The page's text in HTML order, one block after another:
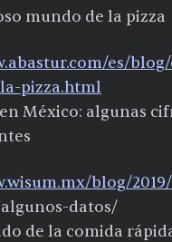
mundo de la pizza
es/
pizza.html
México: algunas
blog/
datos/
de la comida